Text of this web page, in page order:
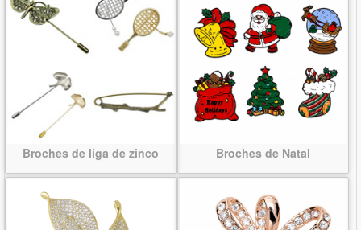
Broches de liga de zinco Broches de Natal